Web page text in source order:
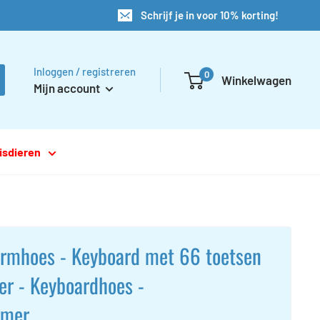
Schrijf je in voor 10% korting!
Inloggen / registreren
Mijn account
0 Winkelwagen
- Keyboard met 66 toetsen
- Keyboardhoes -